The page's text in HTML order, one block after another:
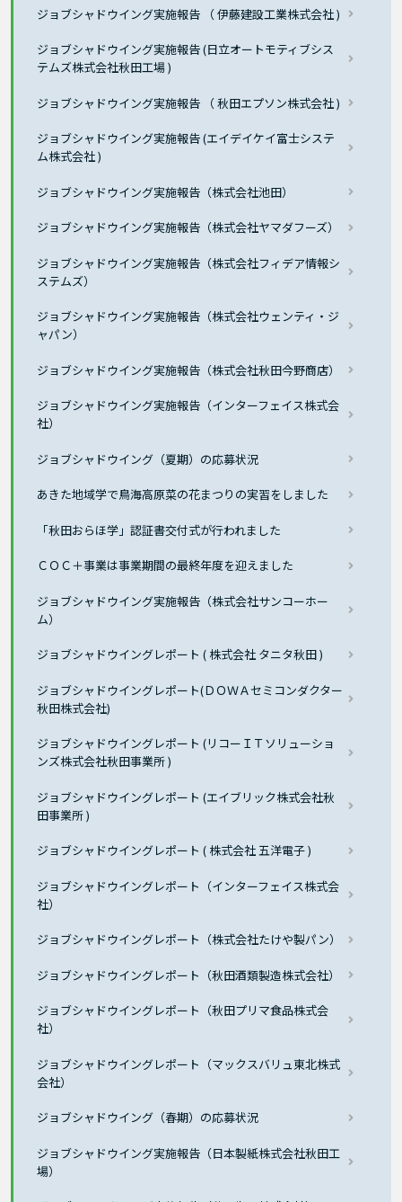
ジョブシャドウイング実施報告 （ 伊藤建設工業株式会社 )
ジョブシャドウイング実施報告 (日立オートモティブシス
テムズ株式会社秋田工場 )
ジョブシャドウイング実施報告 （ 秋田エプソン株式会社 )
ジョブシャドウイング実施報告 (エイデイケイ富士システ
ム株式会社 )
ジョブシャドウイング実施報告（株式会社池田）
ジョブシャドウイング実施報告（株式会社ヤマダフーズ）
ジョブシャドウイング実施報告（株式会社フィデア情報シ
ステムズ）
ジョブシャドウイング実施報告（株式会社ウェンティ・ジ
ャパン）
ジョブシャドウイング実施報告（株式会社秋田今野商店）
ジョブシャドウイング実施報告（インターフェイス株式会
社）
ジョブシャドウイング（夏期）の応募状況
あきた地域学で鳥海高原菜の花まつりの実習をしました
「秋田おらほ学」認証書交付式が行われました
ＣＯＣ＋事業は事業期間の最終年度を迎えました
ジョブシャドウイング実施報告（株式会社サンコーホー
ム）
ジョブシャドウイングレポート ( 株式会社 タニタ秋田 )
ジョブシャドウイングレポート(ＤＯＷＡセミコンダクター
秋田株式会社)
ジョブシャドウイングレポート (リコーＩＴソリューショ
ンズ株式会社秋田事業所 )
ジョブシャドウイングレポート (エイブリック株式会社秋
田事業所 )
ジョブシャドウイングレポート ( 株式会社 五洋電子 )
ジョブシャドウイングレポート（インターフェイス株式会
社）
ジョブシャドウイングレポート（株式会社たけや製パン）
ジョブシャドウイングレポート（秋田酒類製造株式会社）
ジョブシャドウイングレポート（秋田プリマ食品株式会
社）
ジョブシャドウイングレポート（マックスバリュ東北株式
会社）
ジョブシャドウイング（春期）の応募状況
ジョブシャドウイング実施報告（日本製紙株式会社秋田工
場）